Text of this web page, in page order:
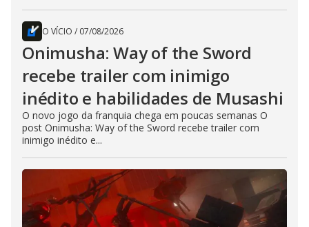
O VÍCIO / 07/08/2026
Onimusha: Way of the Sword
recebe trailer com inimigo
inédito e habilidades de Musashi
O novo jogo da franquia chega em poucas semanas O
post Onimusha: Way of the Sword recebe trailer com
inimigo inédito e...